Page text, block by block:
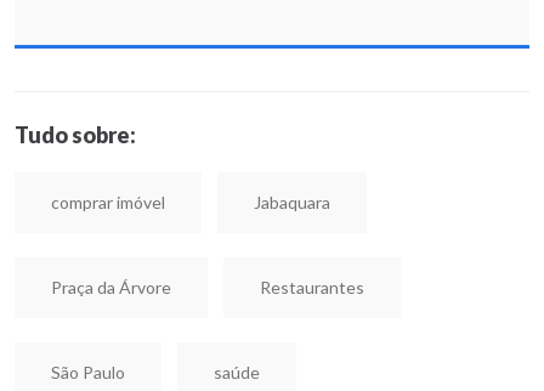
Tudo sobre:
comprar imóvel Jabaquara
Praça da Árvore Restaurantes
São Paulo saúde